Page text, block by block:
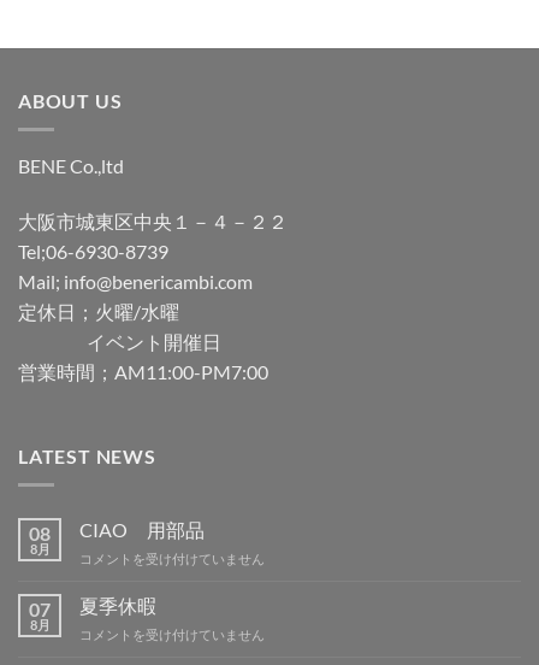
ABOUT US
BENE Co.,ltd
大阪市城東区中央１－４－２２
Tel;06-6930-8739
Mail; info@benericambi.com
定休日；火曜/水曜
イベント開催日
営業時間；AM11:00-PM7:00
LATEST NEWS
08
8月
CIAO 用部品
CIAO
部
品
は
コメントを受け付けていません
07
8月
夏季休暇
夏
コメントを受け付けていません